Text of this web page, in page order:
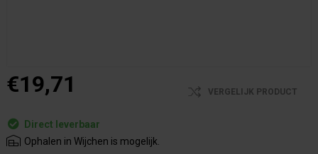
€19,71 VERGELIJK PRODUCT
Direct leverbaar
Ophalen in Wijchen is mogelijk.